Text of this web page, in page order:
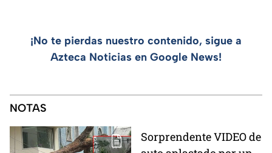
¡No te pierdas nuestro contenido, sigue a
Azteca Noticias en Google News!
NOTAS
Sorprendente VIDEO de